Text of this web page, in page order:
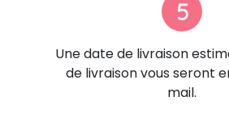
5
Une date de livraison
de livraison vous seront
mail.